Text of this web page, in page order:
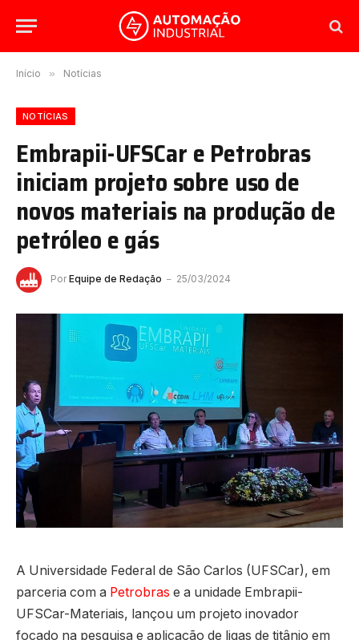
Início » Notícias
NOTÍCIAS
Embrapii-UFSCar e Petrobras
iniciam projeto sobre uso de
novos materiais na produção de
petróleo e gás
Por Equipe de Redação 25/03/2024
A Universidade Federal de São Carlos (UFSCar), em
parceria com a Petrobras e a unidade Embrapii-
UFSCar-Materiais, lançou um projeto inovador
focado na pesquisa e aplicação de ligas de titânio em